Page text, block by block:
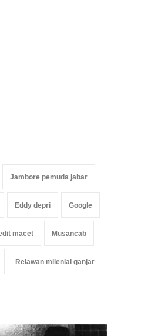
Jambore pemuda jabar
Eddy depri Google
macet Musancab
Relawan milenial ganjar